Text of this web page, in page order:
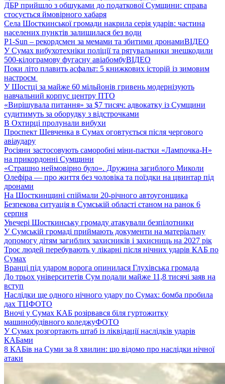
ДБР прийшло з обшуками до податкової Сумщини: справа
стосується ймовірного хабаря
Села Шосткинської громади накрила серія ударів: частина
населених пунктів залишилася без води
P1-Sun – рекордсмен за мемами та збитими дронамиВІДЕО
У Сумах вибухотехніки поліції та рятувальники знешкодили
500-кілограмову фугасну авіабомбуВІДЕО
Поки літо плавить асфальт: 5 книжкових історій із зимовим
настроєм
У Шостці за майже 60 мільйонів гривень модернізують
навчальний корпус центру ПТО
«Вирішувала питання» за $7 тисяч: адвокатку із Сумщини
судитимуть за оборудку з відстрочками
В Охтирці пролунали вибухи
Проспект Шевченка в Сумах оговтується після чергового
авіаудару
Росіяни застосовують саморобні міни-пастки «Лампочка-Н»
на прикордонні Сумщини
«Страшно неймовірно було». Дружина загиблого Миколи
Олефіра — про життя без чоловіка та поїздки на цвинтар під
дронами
На Шосткинщині спіймали 20-річного автоугонщика
Безпекова ситуація в Сумській області станом на ранок 6
серпня
Увечері Шосткинську громаду атакували безпілотники
У Сумській громаді приймають документи на матеріальну
допомогу дітям загиблих захисників і захисниць на 2027 рік
Троє людей перебувають у лікарні після нічних ударів КАБ по
Сумах
Вранці під ударом ворога опинилася Глухівська громада
До трьох університетів Сум подали майже 11,8 тисячі заяв на
вступ
Наслідки ще одного нічного удару по Сумах: бомба пробила
дах ТЦФОТО
Вночі у Сумах КАБ розірвався біля гуртожитку
машинобудівного коледжуФОТО
У Сумах розгортають штаб із ліквідації наслідків ударів
КАБами
8 КАБів на Суми за 8 хвилин: що відомо про наслідки нічної
атаки